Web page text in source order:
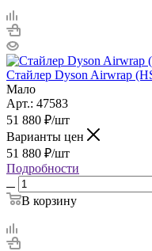
Стайлер Dyson Airwrap
Мало
Арт.: 47583
51 880 ₽/шт
Варианты цен
51 880 ₽/шт
Подробности
В корзину